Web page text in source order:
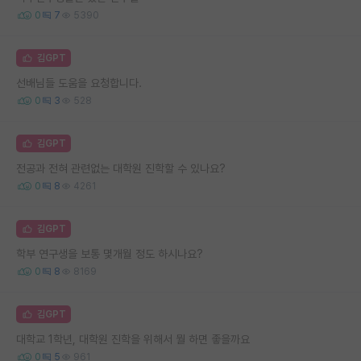
0 7 5390
김GPT
선배님들 도움을 요청합니다.
0 3 528
김GPT
전공과 전혀 관련없는 대학원 진학할 수 있나요?
0 8 4261
김GPT
학부 연구생을 보통 몇개월 정도 하시나요?
0 8 8169
김GPT
대학교 1학년, 대학원 진학을 위해서 뭘 하면 좋을까요
0 5 961